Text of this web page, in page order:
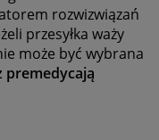
rozwizwiązań
przesyłka waży
może być wybrana
premedycają